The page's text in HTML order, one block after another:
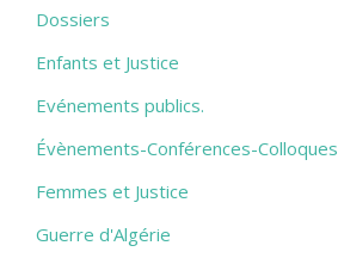
Dossiers
Enfants et Justice
Evénements publics.
Évènements-Conférences-Colloques
Femmes et Justice
Guerre d'Algérie